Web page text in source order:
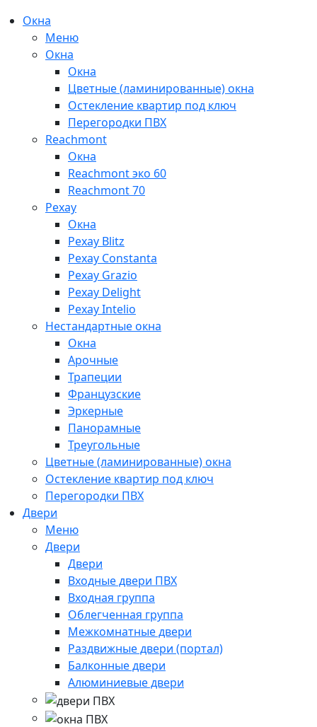
Окна
Меню
Окна
Окна
Цветные (ламинированные) окна
Остекление квартир под ключ
Перегородки ПВХ
Reachmont
Окна
Reachmont эко 60
Reachmont 70
Рехау
Окна
Рехау Blitz
Рехау Constanta
Рехау Grazio
Рехау Delight
Рехау Intelio
Нестандартные окна
Окна
Арочные
Трапеции
Французские
Эркерные
Панорамные
Треугольные
Цветные (ламинированные) окна
Остекление квартир под ключ
Перегородки ПВХ
Двери
Меню
Двери
Двери
Входные двери ПВХ
Входная группа
Облегченная группа
Межкомнатные двери
Раздвижные двери (портал)
Балконные двери
Алюминиевые двери